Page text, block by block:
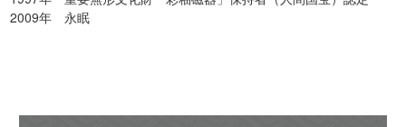
2009年 永眠